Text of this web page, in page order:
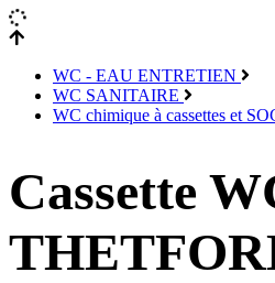
WC - EAU ENTRETIEN
WC SANITAIRE
WC chimique à cassettes et
Cassette